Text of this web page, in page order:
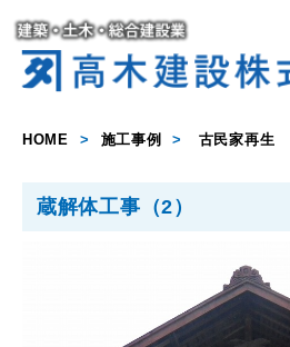
HOME > 施工事例 > 古民家再生
蔵解体工事（2）